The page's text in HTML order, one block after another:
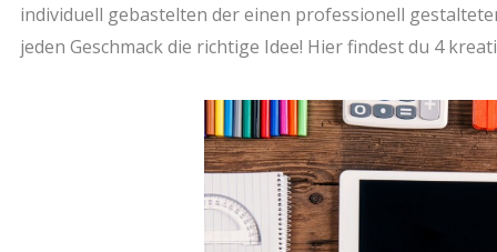
individuell gebastelten der einen professionell
jeden Geschmack die richtige Idee! Hier findest du 4